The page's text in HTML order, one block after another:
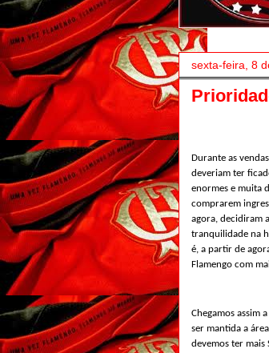
sexta-feira, 8
Durante as
deveriam ter
enormes e muita
comprarem
agora, decidiram
tranquilidade na
é, a partir de
Flamengo com
Chegamos assim
ser mantida a
devemos ter mais